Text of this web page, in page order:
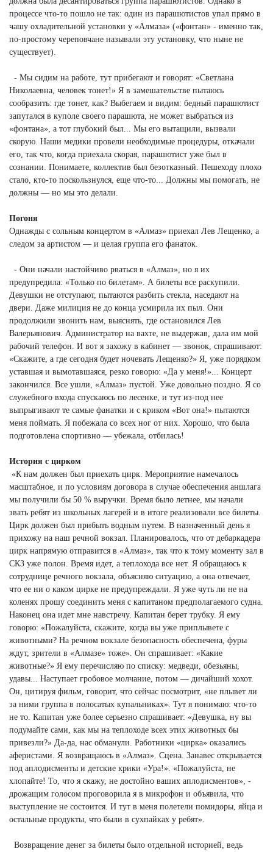
процессе что-то пошло не так: один из парашютистов упал прямо в
чашу охладительной установки у «Алмаза» («фонтан» - именно так,
по-простому череповчане называли эту установку, что ныне не
существует).
- Мы сидим на работе, тут прибегают и говорят: «Светлана
Николаевна, человек тонет!» Я в замешательстве пытаюсь
сообразить: где тонет, как? Выбегаем и видим: бедный парашютист
запутался в куполе своего парашюта, не может выбраться из
«фонтана», а тот глубокий был... Мы его вытащили, вызвали
скорую. Наши медики провели необходимые процедуры, откачали
его, так что, когда приехала скорая, парашютист уже был в
сознании. Понимаете, коллектив был безотказный. Пешеходу плохо
стало, кто-то поскользнулся, еще что-то... Должны мы помогать, не
должны — но мы это делали.
Погоня
Однажды с сольным концертом в «Алмаз» приехал Лев Лещенко, а
следом за артистом — и целая группа его фанаток.
- Они начали настойчиво рваться в «Алмаз», но я их
предупредила: «Только по билетам». А билеты все раскупили.
Девушки не отступают, пытаются разбить стекла, наседают на
двери. Даже милиция не до конца усмирила их пыл. Они
продолжили звонить нам, выяснять, где остановился Лев
Валерьянович. Администратор на вахте, не выдержав, дала им мой
рабочий телефон. И вот я захожу в кабинет — звонок, спрашивают:
«Скажите, а где сегодня будет ночевать Лещенко?» Я, уже порядком
уставшая и вымотавшаяся, резко говорю: «Да у меня!»... Концерт
закончился. Все ушли, «Алмаз» пустой. Уже довольно поздно. Я со
служебного входа спускаюсь по лесенке, и тут из-под нее
выпрыгивают те самые фанатки и с криком «Вот она!» пытаются
меня поймать. Я побежала со всех ног от них. Хорошо, что была
подготовлена спортивно — убежала, отбилась!
История с цирком
«К нам должен был приехать цирк. Мероприятие намечалось
масштабное, и по условиям договора в случае обеспечения аншлага
мы получили бы 50 % выручки. Время было летнее, мы начали
звать ребят из школьных лагерей и в итоге реализовали все билеты.
Цирк должен был прибыть водным путем. В назначенный день я
прихожу на наш речной вокзал. Планировалось, что от дебаркадера
цирк напрямую отправится в «Алмаз», так что к тому моменту зал в
СКЗ уже полон. Время идет, а теплохода все нет. Я обращаюсь к
сотруднице речного вокзала, объясняю ситуацию, а она отвечает,
что ее ни о каком цирке не предупреждали. Я уже чуть ли не на
коленях прошу соединить меня с капитаном предполагаемого судна.
Наконец она идет мне навстречу. Капитан берет трубку. Я ему
говорю: «Пожалуйста, скажите, когда вы уже приплывете с
животными? На речном вокзале безопасность обеспечена, фуры
ждут, зрители в «Алмазе» тоже». Он спрашивает: «Какие
животные?» Я ему перечисляю по списку: медведи, обезьяны,
удавы... Наступает гробовое молчание, потом — дичайший хохот.
Он, цитируя фильм, говорит, что сейчас посмотрит, «не плывет ли
за ними группа в полосатых купальниках». Тут я понимаю: что-то
не то. Капитан уже более серьезно спрашивает: «Девушка, ну вы
подумайте сами, как мы на теплоходе всех этих животных бы
привезли?» Да-да, нас обманули. Работники «цирка» оказались
аферистами. Я возвращаюсь в «Алмаз». Сцена. Занавес открывается
под аплодисменты и детские крики «Ура!». «Пожалуйста, не
хлопайте! То, что я скажу, не достойно ваших аплодисментов», -
дрожащим голосом проговорила я в микрофон и объявила, что
выступление не состоится. И тут в меня полетели помидоры, яйца и
остальные продукты, что были в сухпайках у ребят».
Возвращение денег за билеты было отдельной историей, ведь